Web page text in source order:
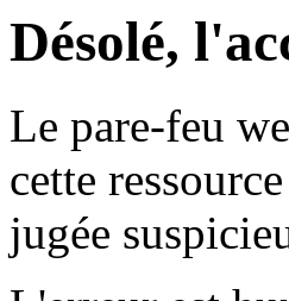
Désolé,
Le pare-feu
cette
jugée